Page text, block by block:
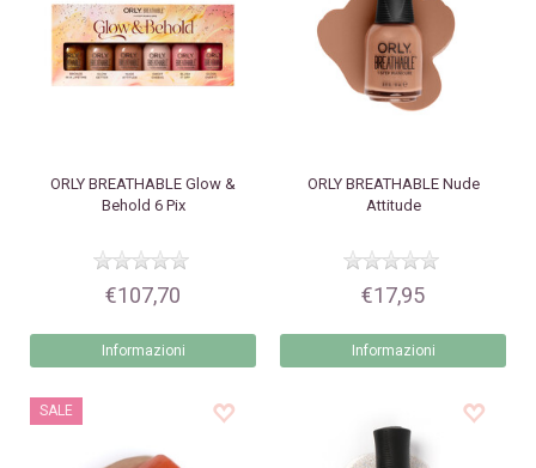
ORLY BREATHABLE Glow &
Behold 6 Pix
€107,70
Informazioni
ORLYBREATHABLE Nude
Attitude
€17,95
Informazioni
SALE